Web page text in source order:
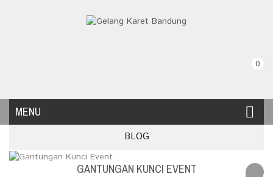
0
MENU
BLOG
GANTUNGAN KUNCI EVENT